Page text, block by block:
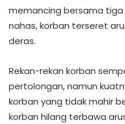
memancing bersama tiga
nahas, korban terseret
deras.
Rekan-rekan korban
pertolongan, namun
korban yang tidak mahir
korban hilang terbawa